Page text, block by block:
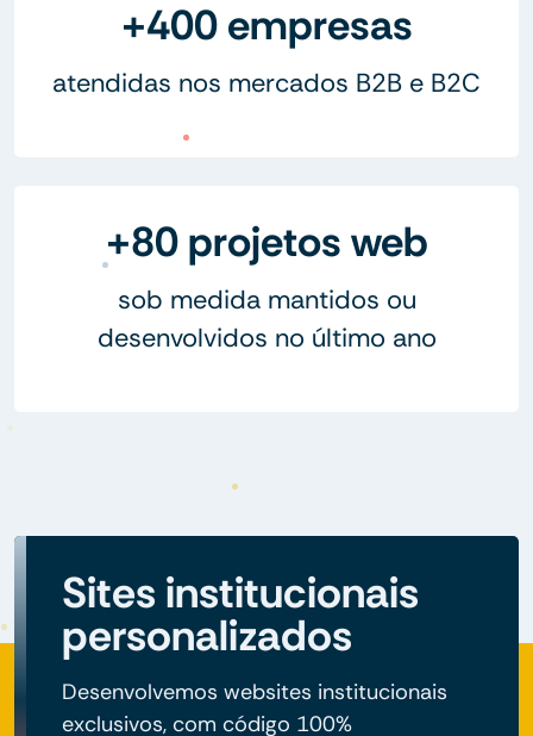
+400 empresas
atendidas nos mercados B2B e B2C
+80 projetos web
sob medida mantidos ou
desenvolvidos no último ano
Sites institucionais
personalizados
Desenvolvemos websites institucionais
exclusivos, com código 100%